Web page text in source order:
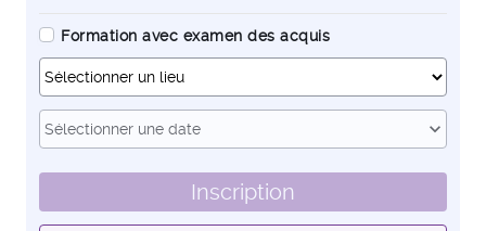
Formation avec examen des acquis
Sélectionner une date
expand_more
Inscription